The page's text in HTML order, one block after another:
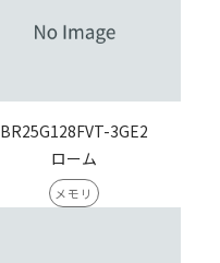
BR25G128FVT-3GE2
ローム
メモリ